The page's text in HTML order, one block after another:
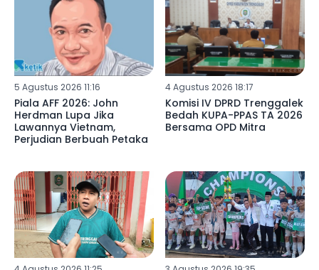
5 Agustus 2026 11:16
Piala AFF 2026: John
Herdman Lupa Jika
Lawannya Vietnam,
Perjudian Berbuah Petaka
4 Agustus 2026 18:17
Komisi IV DPRD Trenggalek
Bedah KUPA-PPAS TA 2026
Bersama OPD Mitra